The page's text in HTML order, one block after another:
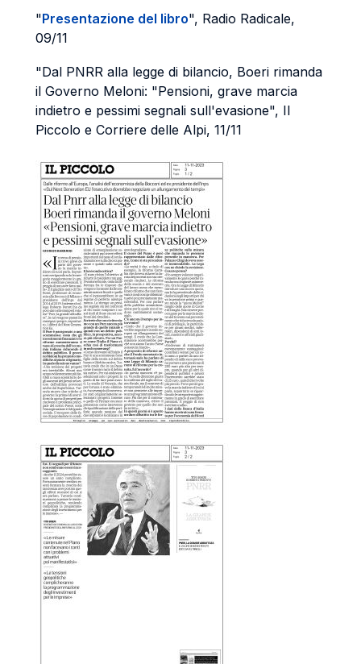
"Presentazione del libro", Radio Radicale,
09/11
"Dal PNRR alla legge di bilancio, Boeri rimanda
il Governo Meloni: "Pensioni, grave marcia
indietro e pessimi segnali sull'evasione", Il
Piccolo e Corriere delle Alpi, 11/11